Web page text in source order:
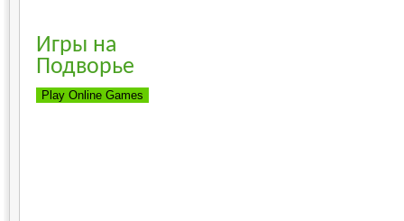
Игры на
Подворье